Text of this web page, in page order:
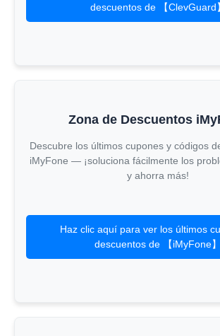
descuentos de 【ClevGuard】
Zona de Descuentos
Descubre los últimos cupones y códigos
iMyFone — ¡soluciona fácilmente los
y ahorra más!
Haz clic aquí para ver los últimos
descuentos de 【iMyFone】